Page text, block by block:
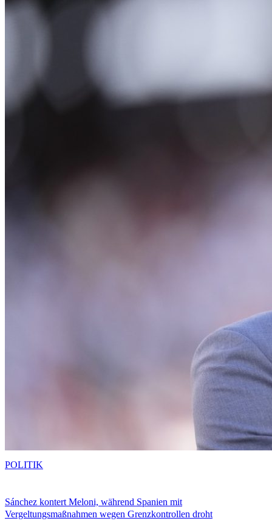
Sánchez kontert Meloni, während Spanien mit
Vergeltungsmaßnahmen wegen Grenzkontrollen droht
POLITIK